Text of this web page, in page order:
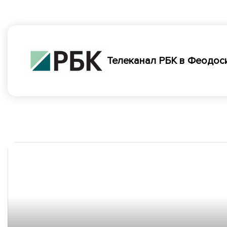
Телеканал РБК в